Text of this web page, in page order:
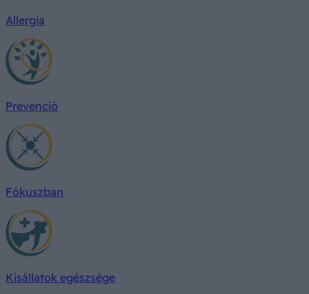
Allergia
Prevenció
Fókuszban
Kisállatok egészsége